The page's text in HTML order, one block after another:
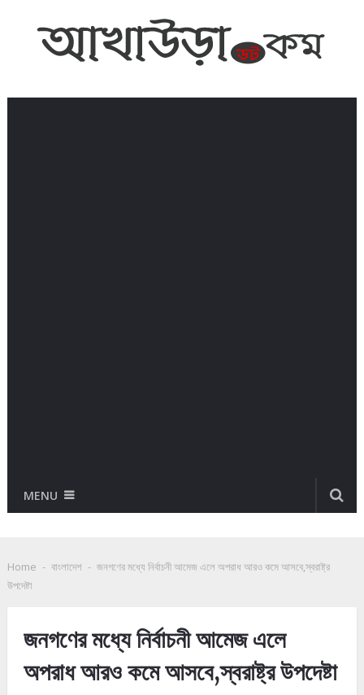
MENU
Home - বাংলাদেশ - জনগণের মধ্যে নির্বাচনী আমেজ এলে অপরাধ আরও কমে আসবে,স্বরাষ্ট্র
উপদেষ্টা
জনগণের মধ্যে নির্বাচনী আমেজ এলে
অপরাধ আরও কমে আসবে,স্বরাষ্ট্র উপদেষ্টা